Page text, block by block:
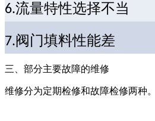
6.流量特性选择不当
7.阀门填料性能差
三、部分主要故障的维修
维修分为定期检修和故障检修两种。